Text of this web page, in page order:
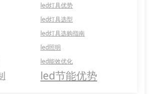
led灯具优势
led灯具选型
led灯具选购指南
led照明
led能效优化
led节能优势